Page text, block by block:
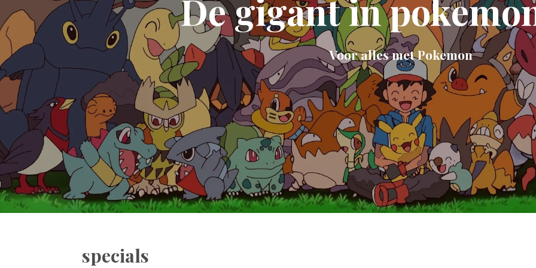
De gigant in
Voor alles met Pokemon
specials